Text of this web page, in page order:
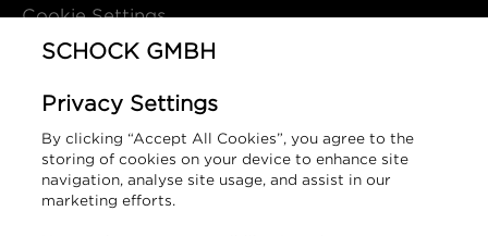
Cookie Settings
SCHOCK GmbH
Hofbauerstraße 1
94209 Regen
SCHOCK GMBH
Privacy Settings
By clicking “Accept All Cookies”, you agree to the
storing of cookies on your device to enhance site
navigation, analyse site usage, and assist in our
marketing efforts.